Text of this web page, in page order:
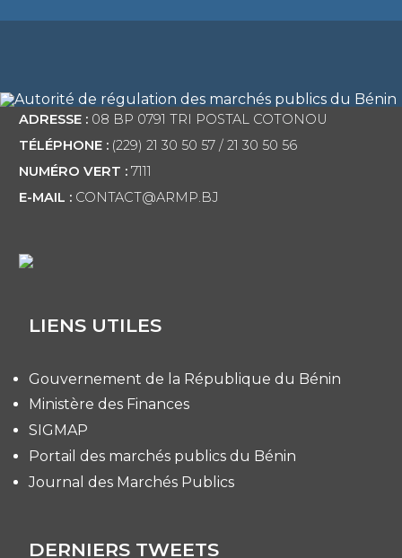
ADRESSE :08 BP 0791 TRI POSTAL COTONOU
TÉLÉPHONE :(229) 21 30 50 57 / 21 30 50 56
NUMÉRO VERT :7111
E-MAIL :CONTACT@ARMP.BJ
LIENS UTILES
Gouvernement de la République du Bénin
Ministère des Finances
SIGMAP
Portail des marchés publics du Bénin
Journal des Marchés Publics
DERNIERS TWEETS